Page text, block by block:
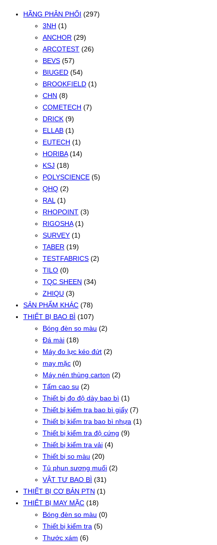
HÃNG PHÂN PHỐI (297)
3NH (1)
ANCHOR (29)
ARCOTEST (26)
BEVS (57)
BIUGED (54)
BROOKFIELD (1)
CHN (8)
COMETECH (7)
DRICK (9)
ELLAB (1)
EUTECH (1)
HORIBA (14)
KSJ (18)
POLYSCIENCE (5)
QHQ (2)
RAL (1)
RHOPOINT (3)
RIGOSHA (1)
SURVEY (1)
TABER (19)
TESTFABRICS (2)
TILO (0)
TQC SHEEN (34)
ZHIQU (3)
SẢN PHẨM KHÁC (78)
THIẾT BỊ BAO BÌ (107)
Bóng đèn so màu (2)
Đá mài (18)
Máy đo lực kéo đứt (2)
may mặc (0)
Máy nén thùng carton (2)
Tấm cao su (2)
Thiết bị đo độ dày bao bì (1)
Thiết bị kiểm tra bao bì giấy (7)
Thiết bị kiểm tra bao bì nhựa (1)
Thiết bị kiểm tra độ cứng (9)
Thiết bị kiểm tra vải (4)
Thiết bị so màu (20)
Tủ phun sương muối (2)
VẬT TƯ BAO BÌ (31)
THIẾT BỊ CƠ BẢN PTN (1)
THIẾT BỊ MAY MẶC (18)
Bóng đèn so màu (0)
Thiết bị kiểm tra (5)
Thước xám (6)